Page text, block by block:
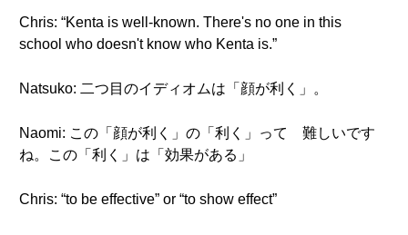
Chris: “Kenta is well-known. There's no one in this
school who doesn't know who Kenta is.”
Natsuko: 二つ目のイディオムは「顔が利く」。
Naomi: この「顔が利く」の「利く」って 難しいです
ね。この「利く」は「効果がある」
Chris: “to be effective” or “to show effect”